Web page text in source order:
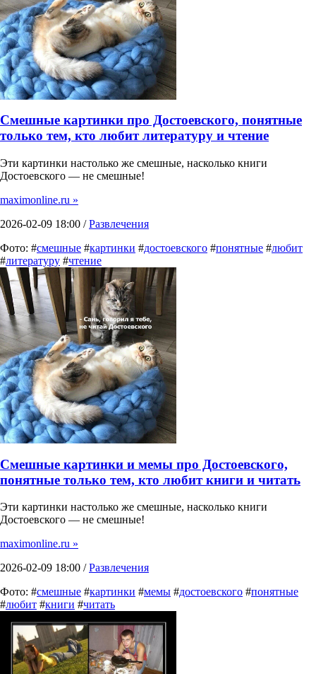
Смешные картинки про Достоевского, понятные
только тем, кто любит литературу и чтение
Эти картинки настолько же смешные, насколько книги
Достоевского — не смешные!
maximonline.ru »
2026-02-09 18:00 /Развлечения
Фото: #смешные #картинки #достоевского #понятные #любит
#литературу #чтение
Смешные картинки и мемы про Достоевского,
понятные только тем, кто любит книги и читать
Эти картинки настолько же смешные, насколько книги
Достоевского — не смешные!
maximonline.ru »
2026-02-09 18:00 /Развлечения
Фото: #смешные #картинки #мемы #достоевского #понятные
#любит #книги #читать